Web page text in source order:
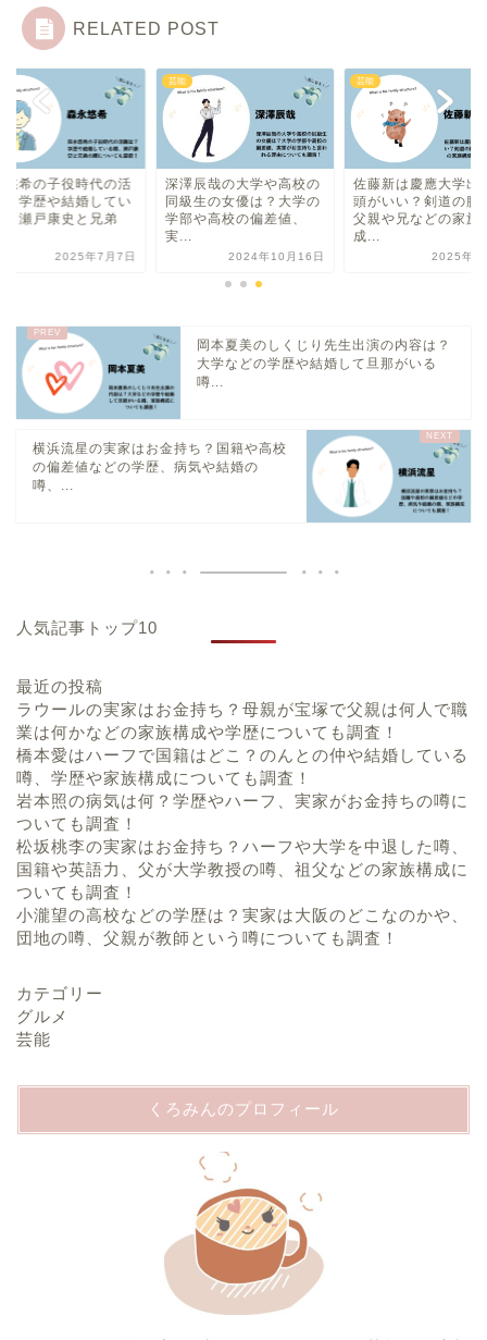
RELATED POST
悠希の子役時代の活
？学歴や結婚してい
、瀬戸康史と兄弟
2025年7月7日
芸能
深澤辰哉の大学や高校の
同級生の女優は？大学の
学部や高校の偏差値、
実...
2024年10月16日
芸能
佐藤新は慶應大学出
頭がいい？剣道の腕
父親や兄などの家族
成...
2025年7
岡本夏美のしくじり先生出演の内容は？
大学などの学歴や結婚して旦那がいる
噂...
横浜流星の実家はお金持ち？国籍や高校
の偏差値などの学歴、病気や結婚の
噂、...
人気記事トップ10
最近の投稿
ラウールの実家はお金持ち？母親が宝塚で父親は何人で職
業は何かなどの家族構成や学歴についても調査！
橋本愛はハーフで国籍はどこ？のんとの仲や結婚している
噂、学歴や家族構成についても調査！
岩本照の病気は何？学歴やハーフ、実家がお金持ちの噂に
ついても調査！
松坂桃李の実家はお金持ち？ハーフや大学を中退した噂、
国籍や英語力、父が大学教授の噂、祖父などの家族構成に
ついても調査！
小瀧望の高校などの学歴は？実家は大阪のどこなのかや、
団地の噂、父親が教師という噂についても調査！
カテゴリー
グルメ
芸能
くろみんのプロフィール
プロフィール